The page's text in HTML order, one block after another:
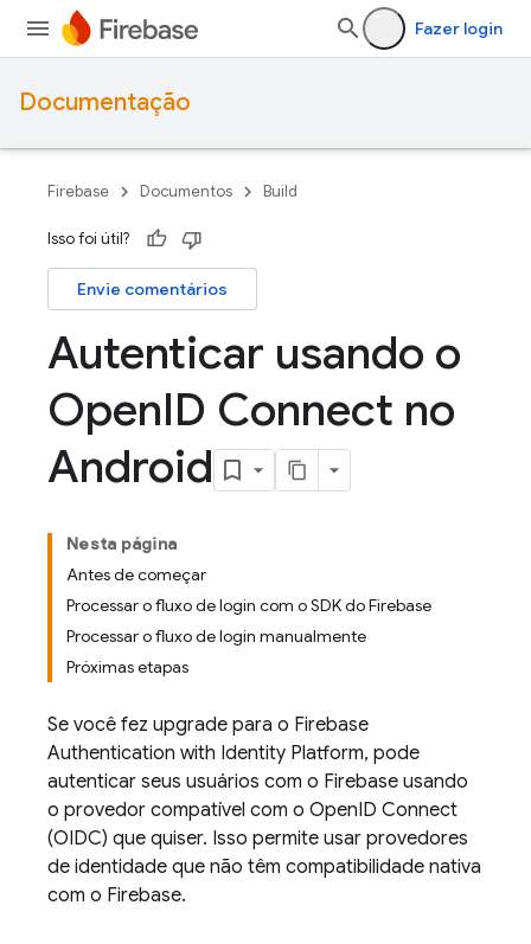
Fazer login
Documentação
Firebase Documentos Build
Isso foi útil?
Envie comentários
Autenticar usando o
OpenID Connect no
Android
Nesta página
Antes de começar
Processar o fluxo de login com o SDK do Firebase
Processar o fluxo de login manualmente
Próximas etapas
Se você fez upgrade para o Firebase
Authentication with Identity Platform, pode
autenticar seus usuários com o Firebase usando
o provedor compatível com o OpenID Connect
(OIDC) que quiser. Isso permite usar provedores
de identidade que não têm compatibilidade nativa
com o Firebase.